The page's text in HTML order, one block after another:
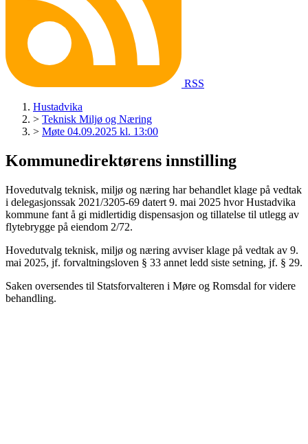
RSS
Hustadvika
> Teknisk Miljø og Næring
> Møte 04.09.2025 kl. 13:00
Kommunedirektørens innstilling
Hovedutvalg teknisk, miljø og næring har behandlet klage på vedtak
i delegasjonssak 2021/3205-69 datert 9. mai 2025 hvor Hustadvika
kommune fant å gi midlertidig dispensasjon og tillatelse til utlegg av
flytebrygge på eiendom 2/72.
Hovedutvalg teknisk, miljø og næring avviser klage på vedtak av 9.
mai 2025, jf. forvaltningsloven § 33 annet ledd siste setning, jf. § 29.
Saken oversendes til Statsforvalteren i Møre og Romsdal for videre
behandling.